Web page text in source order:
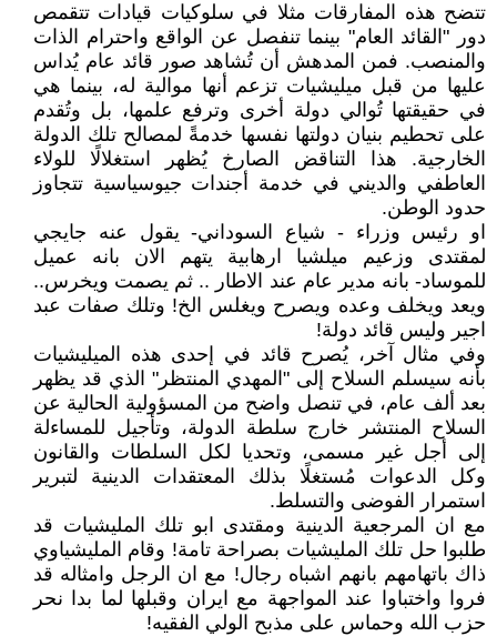
تتضح هذه المفارقات مثلا في سلوكيات قيادات تتقمص
دور "القائد العام" بينما تنفصل عن الواقع واحترام الذات
والمنصب. فمن المدهش أن تُشاهد صور قائد عام يُداس
عليها من قبل ميليشيات تزعم أنها موالية له، بينما هي
في حقيقتها تُوالي دولة أخرى وترفع علمها، بل وتُقدم
على تحطيم بنيان دولتها نفسها خدمةً لمصالح تلك الدولة
الخارجية. هذا التناقض الصارخ يُظهر استغلالًا للولاء
العاطفي والديني في خدمة أجندات جيوسياسية تتجاوز
حدود الوطن.
او رئيس وزراء - شياع السوداني- يقول عنه جايجي
لمقتدى وزعيم ميلشيا ارهابية يتهم الان بانه عميل
للموساد- بانه مدير عام عند الاطار .. ثم يصمت ويخرس..
ويعد ويخلف وعده ويصرح ويغلس الخ! وتلك صفات عبد
اجير وليس قائد دولة!
وفي مثال آخر، يُصرح قائد في إحدى هذه الميليشيات
بأنه سيسلم السلاح إلى "المهدي المنتظر" الذي قد يظهر
بعد ألف عام، في تنصل واضح من المسؤولية الحالية عن
السلاح المنتشر خارج سلطة الدولة، وتأجيل للمساءلة
إلى أجل غير مسمى، وتحديا لكل السلطات والقانون
وكل الدعوات مُستغلًا بذلك المعتقدات الدينية لتبرير
استمرار الفوضى والتسلط.
مع ان المرجعية الدينية ومقتدى ابو تلك المليشيات قد
طلبوا حل تلك المليشيات بصراحة تامة! وقام المليشياوي
ذاك باتهامهم بانهم اشباه رجال! مع ان الرجل وامثاله قد
فروا واختباوا عند المواجهة مع ايران وقبلها لما بدا نحر
حزب الله وحماس على مذبح الولي الفقيه!